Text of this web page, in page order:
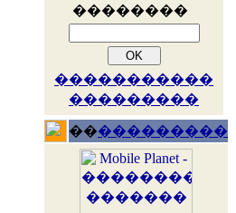
��������
�����������
���������
�����������